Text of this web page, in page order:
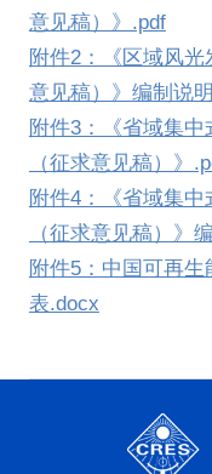
意见稿）》.pdf
附件2：《区域风
意见稿）》编制说
附件3：《省域集
（征求意见稿）》
附件4：《省域集
（征求意见稿）》
附件5：中国可再
表.docx